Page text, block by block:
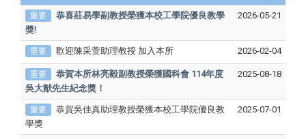
重要
恭喜莊易學副教授榮獲本校工學院優良教學
獎!
2026-05-21
重要 歡迎陳采萱助理教授 加入本所 2026-02-04
重要
恭賀本所林亮毅副教授榮獲國科會 114年度
吳大猷先生紀念獎！
2025-08-18
重要
恭賀吳佳真助理教授榮獲本校工學院優良教
學獎
2025-07-01